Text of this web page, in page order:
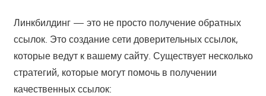
Линкбилдинг — это не просто получение обратных
ссылок. Это создание сети доверительных ссылок,
которые ведут к вашему сайту. Существует несколько
стратегий, которые могут помочь в получении
качественных ссылок: